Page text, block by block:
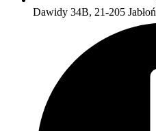
Dawidy 34B, 21-205 Jabłoń